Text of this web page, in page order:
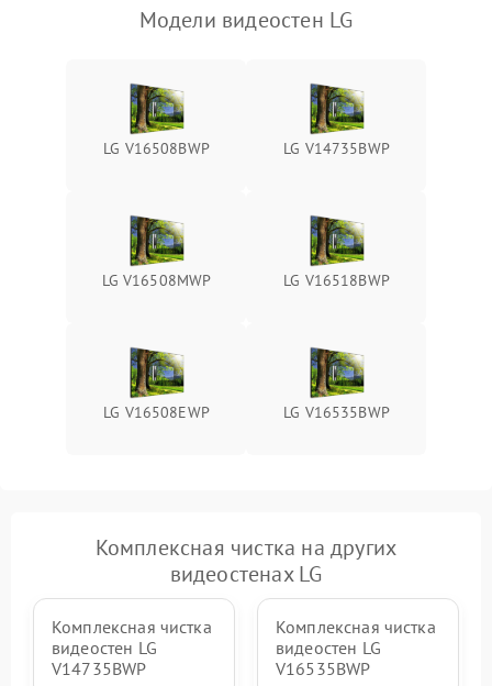
Модели видеостен LG
LG V16508BWP LG V14735BWP
LG V16508MWP LG V16518BWP
LG V16508EWP LG V16535BWP
Комплексная чистка на других
видеостенах LG
Комплексная чистка
видеостен LG
V14735BWP
Комплексная чистка
видеостен LG
V16535BWP